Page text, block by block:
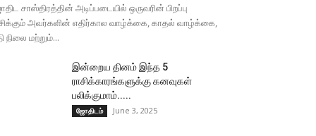
சாஸ்திரத்தின் அடிப்படையில் ஒருவரின் பிறப்பு
அவர்களின் எதிர்கால வாழ்க்கை, காதல் வாழ்க்கை,
நிலை மற்றும்...
இன்றைய தினம் இந்த 5
ராசிக்காரங்களுக்கு கனவுகள்
பலிக்குமாம்.....
ஜோதிடம் June 3, 2025